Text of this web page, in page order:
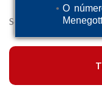
O
Segmento da coroa da